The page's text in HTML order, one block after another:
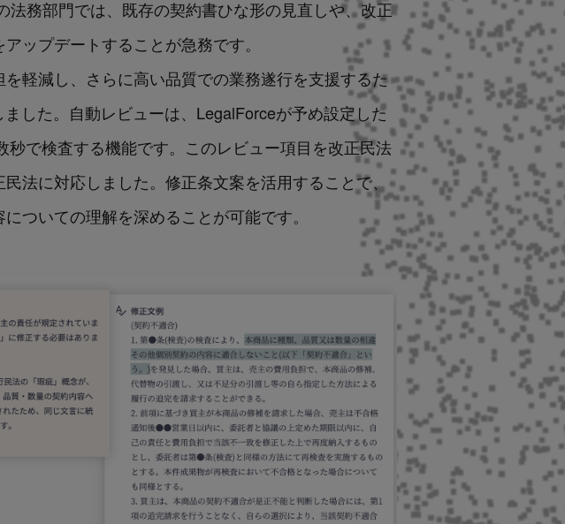
務部門では、 既存の契約書ひな形の見直しや、改正
ップデートすることが急務です。
軽減し、さらに高い品質での業務遂行を支援するた
した。自動レビューは、LegalForceが予め設定した
で検査する機能です。このレビュー項目を改正民法
法に対応しました。修正条文案を活用することで、
ついての理解を深めることが可能です。